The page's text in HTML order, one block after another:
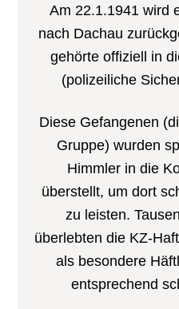
Am 22.1.1941 wird
nach Dachau
gehörte offiziell in
(polizeiliche
Diese Gefangenen
Gruppe) wurden
Himmler in die
überstellt, um dort
zu leisten.
überlebten die KZ-
als besondere
entsprechend